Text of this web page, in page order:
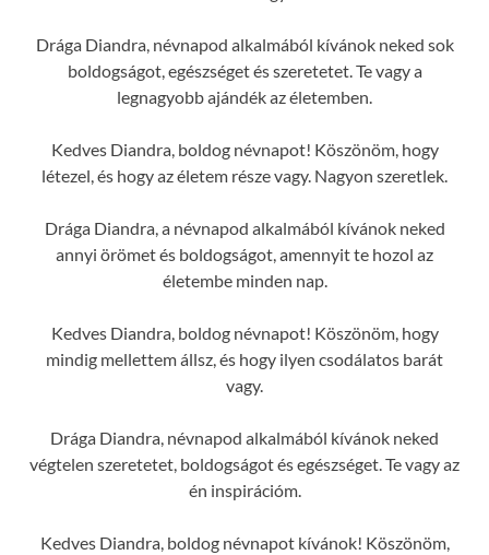
Drága Diandra, névnapod alkalmából kívánok neked sok
boldogságot, egészséget és szeretetet. Te vagy a
legnagyobb ajándék az életemben.
Kedves Diandra, boldog névnapot! Köszönöm, hogy
létezel, és hogy az életem része vagy. Nagyon szeretlek.
Drága Diandra, a névnapod alkalmából kívánok neked
annyi örömet és boldogságot, amennyit te hozol az
életembe minden nap.
Kedves Diandra, boldog névnapot! Köszönöm, hogy
mindig mellettem állsz, és hogy ilyen csodálatos barát
vagy.
Drága Diandra, névnapod alkalmából kívánok neked
végtelen szeretetet, boldogságot és egészséget. Te vagy az
én inspirációm.
Kedves Diandra, boldog névnapot kívánok! Köszönöm,